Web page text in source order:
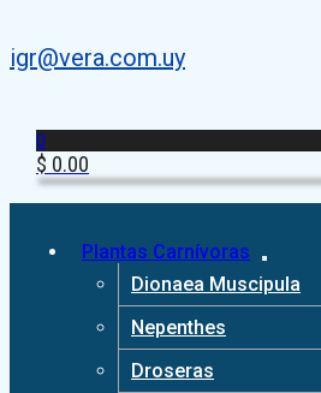
igr@vera.com.uy
0
$ 0.00
Plantas Carnívoras
Dionaea Muscipula
Nepenthes
Droseras